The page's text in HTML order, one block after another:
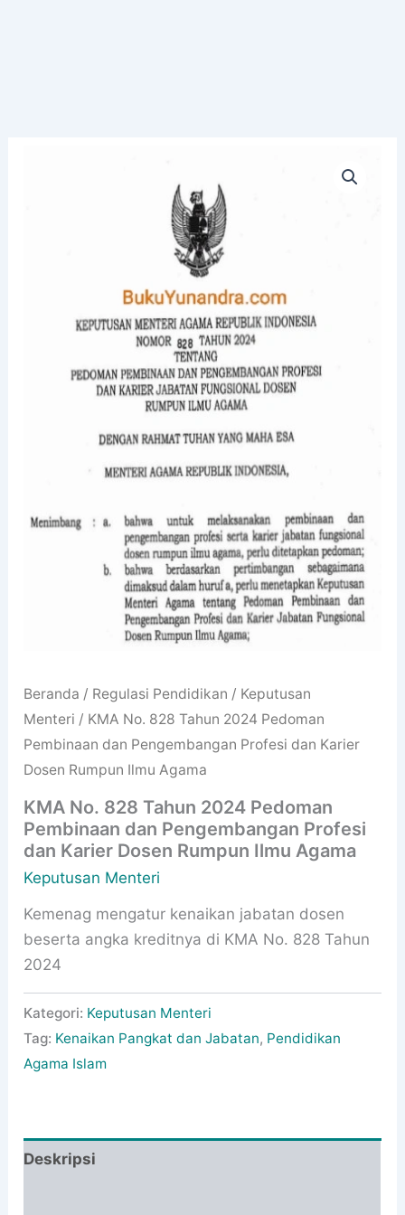
Beranda / Regulasi Pendidikan / Keputusan
Menteri / KMA No. 828 Tahun 2024 Pedoman
Pembinaan dan Pengembangan Profesi dan Karier
Dosen Rumpun Ilmu Agama
KMA No. 828 Tahun 2024 Pedoman
Pembinaan dan Pengembangan Profesi
dan Karier Dosen Rumpun Ilmu Agama
Keputusan Menteri
Kemenag mengatur kenaikan jabatan dosen
beserta angka kreditnya di KMA No. 828 Tahun
2024
Kategori: Keputusan Menteri
Tag: Kenaikan Pangkat dan Jabatan, Pendidikan
Agama Islam
Deskripsi